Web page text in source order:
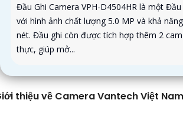
Đầu Ghi Camera VPH-D4504HR là một
với hình ảnh chất lượng 5.0 MP và khả
nét. Đầu ghi còn được tích hợp thêm 2
thực, giúp mở...
thiệu về Camera Vantech Việt Nam